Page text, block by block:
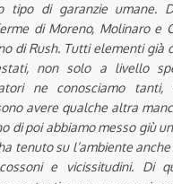
tipo di garanzie umane.
di Moreno, Molinaro e
di Rush. Tutti elementi già
non solo a livello
ne conosciamo tanti,
avere qualche altra
di poi abbiamo messo giù
tenuto su l’ambiente
e vicissitudini. Di